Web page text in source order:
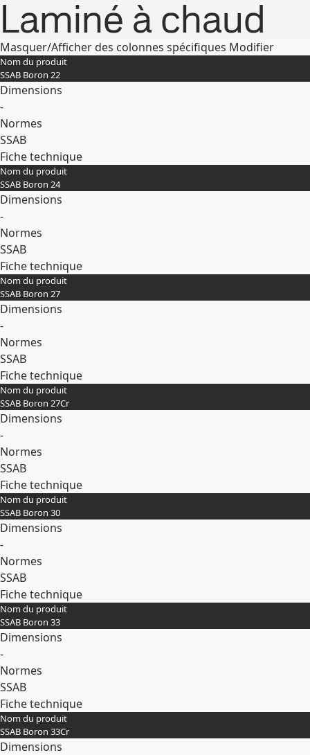
Laminé à chaud
Masquer/Afficher des colonnes spécifiques Modifier
Nom du produit
SSAB Boron 22
Dimensions
-
Normes
SSAB
Fiche technique
Développer
Nom du produit
SSAB Boron 24
Dimensions
-
Normes
SSAB
Fiche technique
Développer
Nom du produit
SSAB Boron 27
Dimensions
-
Normes
SSAB
Fiche technique
Développer
Nom du produit
SSAB Boron 27Cr
Dimensions
-
Normes
SSAB
Fiche technique
Développer
Nom du produit
SSAB Boron 30
Dimensions
-
Normes
SSAB
Fiche technique
Développer
Nom du produit
SSAB Boron 33
Dimensions
-
Normes
SSAB
Fiche technique
Développer
Nom du produit
SSAB Boron 33Cr
Dimensions